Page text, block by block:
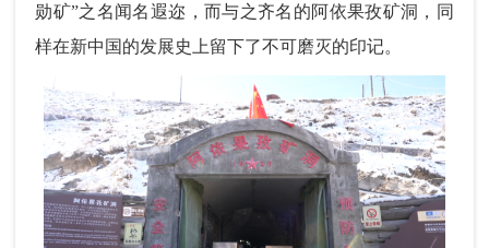
勋矿”之名闻名遐迩，而与之齐名的阿依果孜矿洞，同
样在新中国的发展史上留下了不可磨灭的印记。